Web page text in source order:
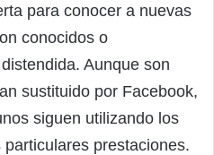
para conocer a nuevas
conocidos o
Aunque son
sustituido por Facebook,
siguen utilizando los
prestaciones.